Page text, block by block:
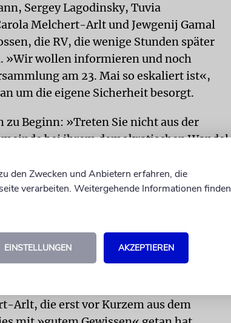
Sergey Lagodinsky, Tuvia
Melchert-Arlt und Jewgenij Gamal
die RV, die wenige Stunden später
»Wir wollen informieren und noch
am 23. Mai so eskaliert ist«,
um die eigene Sicherheit besorgt.
Beginn: »Treten Sie nicht aus der
bei ihrem demokratischen Wandel
haben Schlesinger, Guttmann und
ins Leben gerufen. Um diese
sie insgesamt Unterschriften von
»Koach muss weg – auf legalem Weg«,
Mit diesem Vorstand könne man nicht
Arlt, die erst vor Kurzem aus dem
den Zwecken und Anbietern erfahren, die
verarbeiten. Weitergehende Informationen finden
EINSTELLUNGEN AKZEPTIEREN